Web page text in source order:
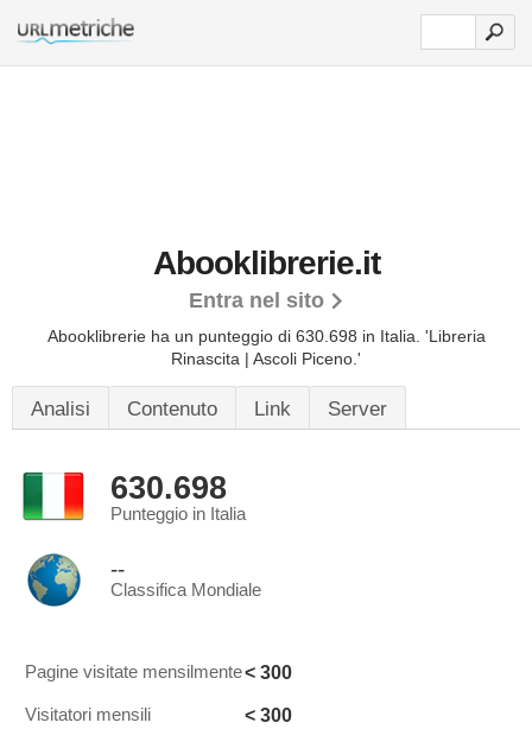
Abooklibrerie.it
Entra nel sito
Abooklibrerie ha un punteggio di 630.698 in Italia. 'Libreria
Rinascita | Ascoli Piceno.'
Analisi Contenuto Link Server
630.698
Punteggio in Italia
--
Classifica Mondiale
Pagine visitate mensilmente< 300
Visitatori mensili < 300